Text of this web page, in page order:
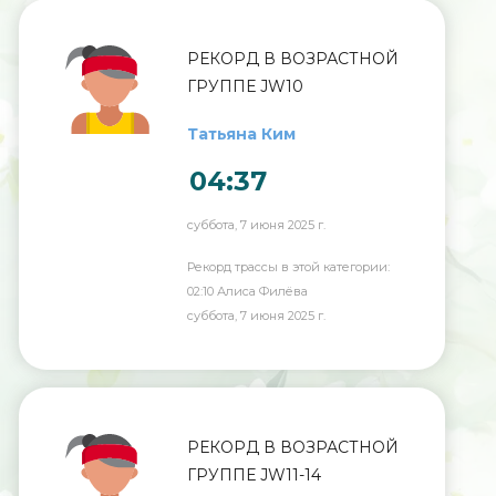
РЕКОРД В ВОЗРАСТНОЙ
ГРУППЕ JW10
Татьяна Ким
04:37
суббота, 7 июня 2025 г.
Рекорд трассы в этой категории:
02:10 Алиса Филёва
суббота, 7 июня 2025 г.
РЕКОРД В ВОЗРАСТНОЙ
ГРУППЕ JW11-14